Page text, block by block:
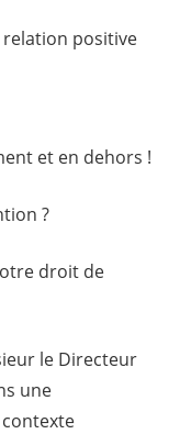
positive
et en dehors !
?
droit de
le Directeur
une